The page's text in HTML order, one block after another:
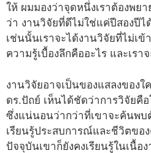
ให้ ผมมองว่าจุดหนึ่งเราต้องพย
ว่า งานวิจัยที่ดีไม่ใช่แค่ปีสองปี
เช่นนั้นเราจะได้งานวิจัยที่ไม่เ
ความรู้เบื้องลึกคืออะไร และเร
งานวิจัยอาจเป็นของแสลงของใ
ดร.ปัถย์ เห็นได้ชัดว่าการวิจัยคื
ซึ่งแน่นอนว่ากว่าที่เขาจะค้นพบ
เรียนรู้ประสบการณ์และชีวิตขอ
ปัจจุบันเขาก็ยังคงเรียนรู้ในเนื้อ